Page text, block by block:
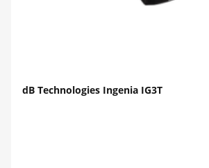
dB Technologies Ingenia IG3T